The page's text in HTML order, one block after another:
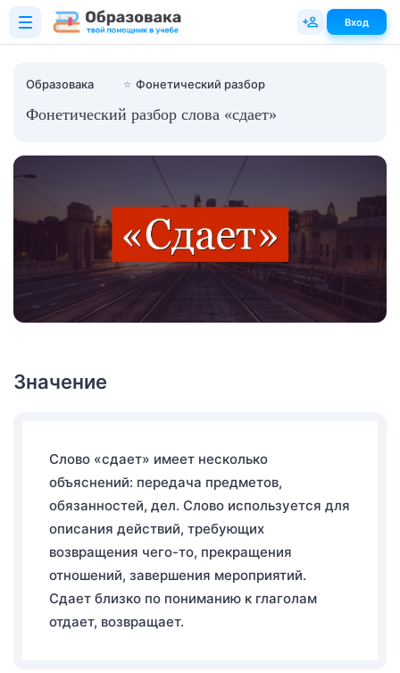
Образовака ⭐ Фонетический разбор
Фонетический разбор слова «сдает»
Значение
Слово «сдает» имеет несколько
объяснений: передача предметов,
обязанностей, дел. Слово используется для
описания действий, требующих
возвращения чего-то, прекращения
отношений, завершения мероприятий.
Сдает близко по пониманию к глаголам
отдает, возвращает.
Вход